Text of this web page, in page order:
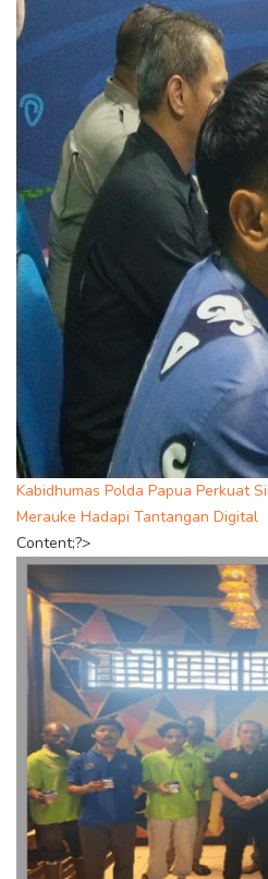
Kabidhumas Polda Papua Perkuat
Merauke Hadapi Tantangan Digital
Content;?>